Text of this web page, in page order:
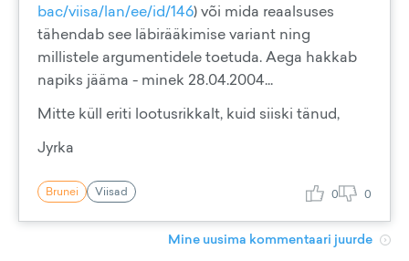
bac/viisa/lan/ee/id/146) või mida reaalsuses
tähendab see läbirääkimise variant ning
millistele argumentidele toetuda. Aega hakkab
napiks jääma - minek 28.04.2004...
Mitte küll eriti lootusrikkalt, kuid siiski tänud,
Jyrka
Brunei Viisad 0 0
Mine uusima kommentaari juurde